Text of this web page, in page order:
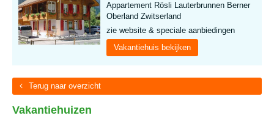
Appartement Rösli Lauterbrunnen Berner
Oberland Zwitserland
zie website & speciale aanbiedingen
Vakantiehuis bekijken
Terug naar overzicht
Vakantiehuizen